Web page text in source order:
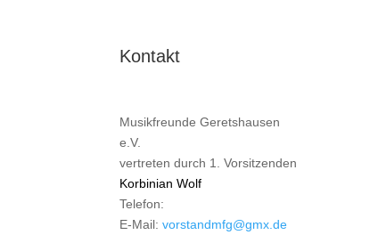
Kontakt
Musikfreunde Geretshausen
e.V.
vertreten durch 1. Vorsitzenden
Korbinian Wolf
Telefon:
E-Mail:vorstandmfg@gmx.de